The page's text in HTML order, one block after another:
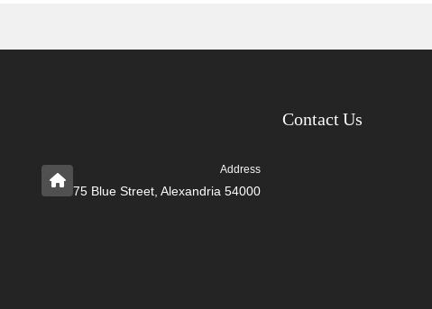
Contact Us
Address
75 Blue Street, Alexandria 54000